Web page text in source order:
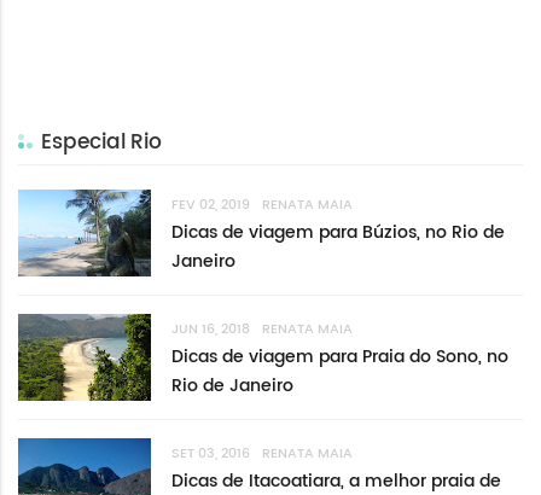
Especial Rio
FEV 02, 2019 RENATA MAIA
Dicas de viagem para Búzios, no Rio de
Janeiro
JUN 16, 2018 RENATA MAIA
Dicas de viagem para Praia do Sono, no
Rio de Janeiro
SET 03, 2016 RENATA MAIA
Dicas de Itacoatiara, a melhor praia de